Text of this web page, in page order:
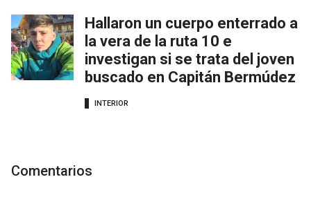
Hallaron un cuerpo enterrado a
la vera de la ruta 10 e
investigan si se trata del joven
buscado en Capitán Bermúdez
INTERIOR
Comentarios